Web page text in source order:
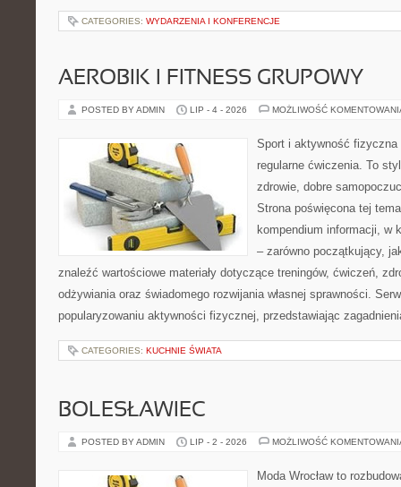
CATEGORIES: WYDARZENIA I KONFERENCJE
AEROBIK I FITNESS GRUPOWY
POSTED BY ADMIN LIP - 4 - 2026 MOŻLIWOŚĆ
Sport i aktywność
regularne ćwiczenia. To
zdrowie, dobre
Strona poświęcona tej
kompendium informacji, w
– zarówno początkujący,
znaleźć wartościowe materiały dotyczące treningów, ćwiczeń,
odżywiania oraz świadomego rozwijania własnej sprawności.
popularyzowaniu aktywności fizycznej, przedstawiając
CATEGORIES: KUCHNIE ŚWIATA
BOLESŁAWIEC
POSTED BY ADMIN LIP - 2 - 2026 MOŻLIWOŚĆ
Moda Wrocław to